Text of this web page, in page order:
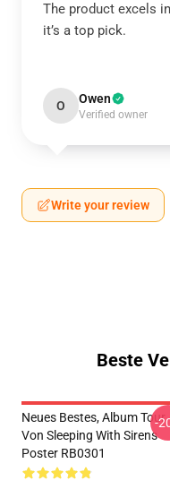
The product excels
it’s a top pick.
O Owen
Verified owner
Write your review
Beste
Neues Bestes, Album Tour
Von Sleeping With Sirens
Poster RB0301
-